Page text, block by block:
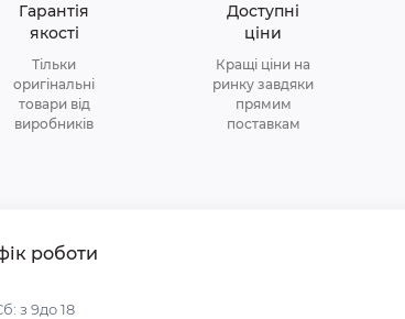
Гарантія
якості
Тільки
оригінальні
товари від
виробників
Доступні
ціни
Кращі ціни на
ринку завдяки
прямим
поставкам
роботи
з 9до 18